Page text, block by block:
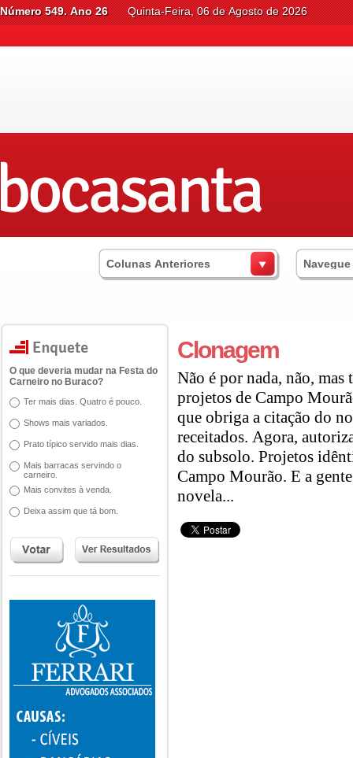
Número 549. Ano 26 Quinta-Feira, 06 de Agosto de 2026
Colunas Anteriores
O que deveria mudar na Festa do
Carneiro no Buraco?
Ter mais dias. Quatro é pouco.
Shows mais variados.
Prato típico servido mais dias.
Mais barracas servindo o
carneiro.
Mais convites à venda.
Deixa assim que tá bom.
Clonagem
Não é por nada, não,
projetos de Campo
que obriga a citação do
receitados. Agora,
do subsolo. Projetos
Campo Mourão. E a
novela...